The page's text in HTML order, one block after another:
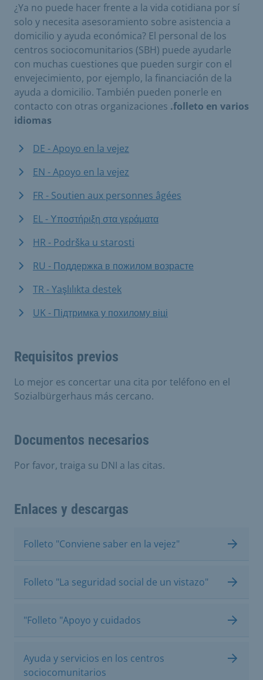
¿Ya no puede hacer frente a la vida cotidiana por sí
solo y necesita asesoramiento sobre asistencia a
domicilio y ayuda económica? El personal de los
centros sociocomunitarios (SBH) puede ayudarle
con muchas cuestiones que pueden surgir con el
envejecimiento, por ejemplo, la financiación de la
ayuda a domicilio. También pueden ponerle en
contacto con otras organizaciones .folleto en varios
idiomas
DE - Apoyo en la vejez
EN - Apoyo en la vejez
FR - Soutien aux personnes âgées
EL - Υποστήριξη στα γεράματα
HR - Podrška u starosti
RU - Поддержка в пожилом возрасте
TR - Yaşlılıkta destek
UK - Підтримка у похилому віці
Requisitos previos
Lo mejor es concertar una cita por teléfono en el
Sozialbürgerhaus más cercano.
Documentos necesarios
Por favor, traiga su DNI a las citas.
Enlaces y descargas
Folleto "Conviene saber en la vejez"
Folleto "La seguridad social de un vistazo"
"Folleto "Apoyo y cuidados
Ayuda y servicios en los centros
sociocomunitarios